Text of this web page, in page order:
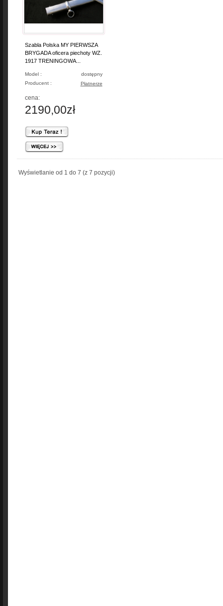
Szabla Polska MY PIERWSZA
BRYGADA oficera piechoty WZ.
1917 TRENINGOWA...
Model :
dostępny
Producent :
Płatnerze
cena:
2190,00zł
Wyświetlanie od 1 do 7 (z 7 pozycji)